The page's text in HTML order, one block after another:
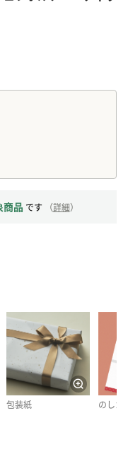
商品 です （詳細）
包装紙 のしカ